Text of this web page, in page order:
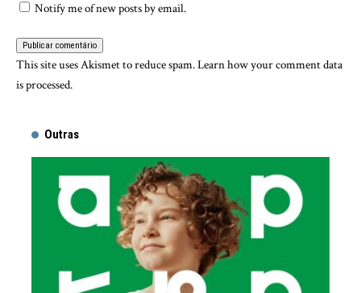
Notify me of new posts by email.
This site uses Akismet to reduce spam.Learn how your comment data
is processed.
Outras